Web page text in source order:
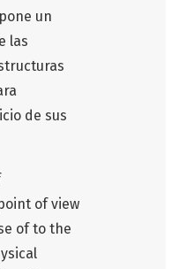
un
las
de sus
of view
of to the